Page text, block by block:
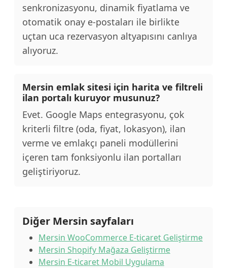
senkronizasyonu, dinamik fiyatlama ve
otomatik onay e-postaları ile birlikte
uçtan uca rezervasyon altyapısını canlıya
alıyoruz.
Mersin emlak sitesi için harita ve filtreli
ilan portalı kuruyor musunuz?
Evet. Google Maps entegrasyonu, çok
kriterli filtre (oda, fiyat, lokasyon), ilan
verme ve emlakçı paneli modüllerini
içeren tam fonksiyonlu ilan portalları
geliştiriyoruz.
Diğer Mersin sayfaları
Mersin WooCommerce E-ticaret Geliştirme
Mersin Shopify Mağaza Geliştirme
Mersin E-ticaret Mobil Uygulama